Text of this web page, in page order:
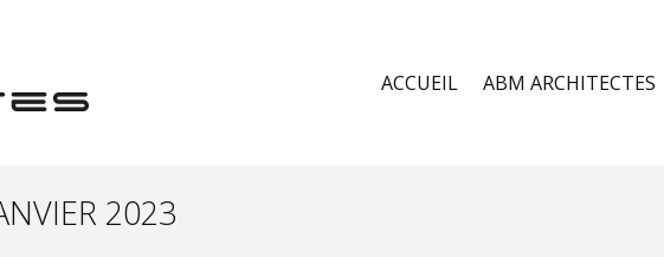
ACCUEIL ABM ARCHITECTES
2023